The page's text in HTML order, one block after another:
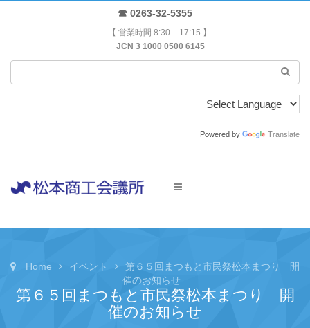
☎ 0263-32-5355
【 営業時間 8:30 – 17:15 】
JCN 3 1000 0500 6145
Powered by Translate
Home イベント
第６５回まつもと市民祭松本まつり 開
催のお知らせ
第６５回まつもと市民祭松本まつり 開
催のお知らせ